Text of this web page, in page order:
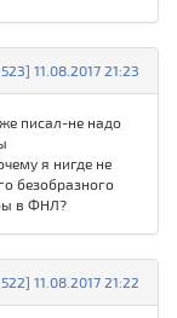
11.08.2017 21:23
писал-не надо
я нигде не
безобразного
в ФНЛ?
11.08.2017 21:22